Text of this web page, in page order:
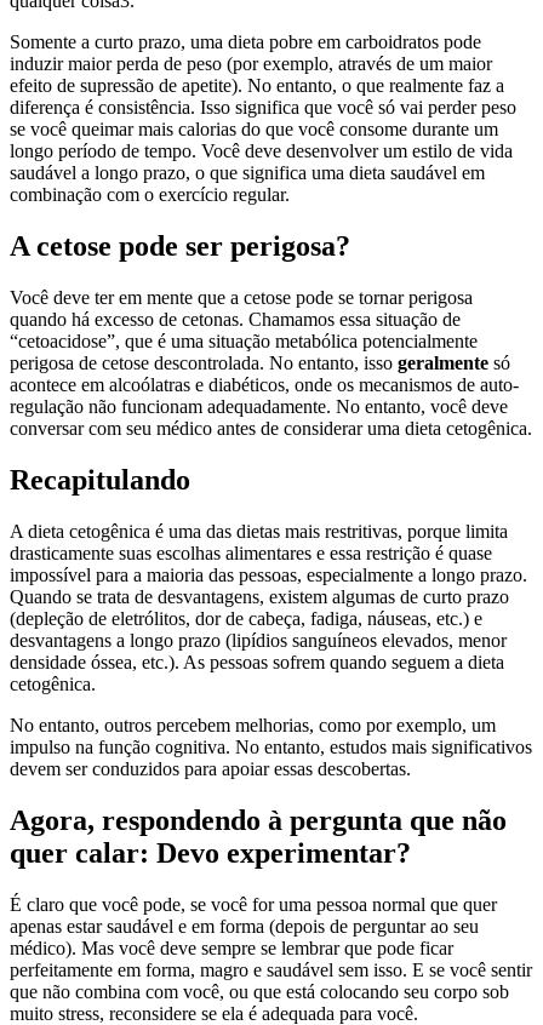
Somente a curto prazo, uma dieta pobre em carboidratos pode
induzir maior perda de peso (por exemplo, através de um maior
efeito de supressão de apetite). No entanto, o que realmente faz a
diferença é consistência. Isso significa que você só vai perder peso
se você queimar mais calorias do que você consome durante um
longo período de tempo. Você deve desenvolver um estilo de vida
saudável a longo prazo, o que significa uma dieta saudável em
combinação com o exercício regular.
A cetose pode ser perigosa?
Você deve ter em mente que a cetose pode se tornar perigosa
quando há excesso de cetonas. Chamamos essa situação de
“cetoacidose”, que é uma situação metabólica potencialmente
perigosa de cetose descontrolada. No entanto, isso geralmente só
acontece em alcoólatras e diabéticos, onde os mecanismos de auto-
regulação não funcionam adequadamente. No entanto, você deve
conversar com seu médico antes de considerar uma dieta cetogênica.
Recapitulando
A dieta cetogênica é uma das dietas mais restritivas, porque limita
drasticamente suas escolhas alimentares e essa restrição é quase
impossível para a maioria das pessoas, especialmente a longo prazo.
Quando se trata de desvantagens, existem algumas de curto prazo
(depleção de eletrólitos, dor de cabeça, fadiga, náuseas, etc.) e
desvantagens a longo prazo (lipídios sanguíneos elevados, menor
densidade óssea, etc.). As pessoas sofrem quando seguem a dieta
cetogênica.
No entanto, outros percebem melhorias, como por exemplo, um
impulso na função cognitiva. No entanto, estudos mais significativos
devem ser conduzidos para apoiar essas descobertas.
Agora, respondendo à pergunta que não
quer calar: Devo experimentar?
É claro que você pode, se você for uma pessoa normal que quer
apenas estar saudável e em forma (depois de perguntar ao seu
médico). Mas você deve sempre se lembrar que pode ficar
perfeitamente em forma, magro e saudável sem isso. E se você sentir
que não combina com você, ou que está colocando seu corpo sob
muito stress, reconsidere se ela é adequada para você.